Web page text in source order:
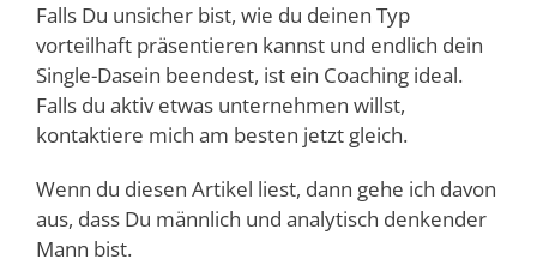
Falls Du unsicher bist, wie du deinen Typ
vorteilhaft präsentieren kannst und endlich dein
Single-Dasein beendest, ist ein Coaching ideal.
Falls du aktiv etwas unternehmen willst,
kontaktiere mich am besten jetzt gleich.
Wenn du diesen Artikel liest, dann gehe ich davon
aus, dass Du männlich und analytisch denkender
Mann bist.